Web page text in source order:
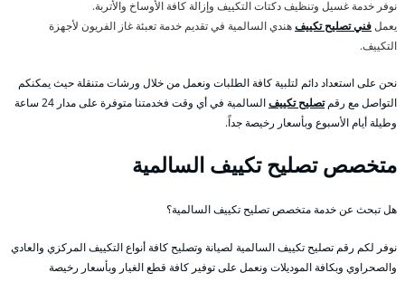
نوفر خدمة غسيل وتنظيف دكتات التكييف وإزالة كافة الأوساخ والأتربة.
يعملفني تصليح تكييفهندي السالمية في تقديم خدمة تعبئة غاز الفريون لأجهزة
التكييف.
نحن على استعداد دائم لتلبية كافة الطلبات ونعمل من خلال ورشات متنقلة حيث يمكنكم
التواصل مع رقمتصليح تكييف
السالمية في أي وقت فخدمتنا متوفرة على مدار 24 ساعة
وطيلة أيام الأسبوع وبأسعار رخيصة جداً.
متخصص تصليح تكييف السالمية
هل تبحث عن خدمة متخصص تصليح تكييف السالمية؟
نوفر لكم رقم تصليح تكييف السالمية لصيانة وتصليح كافة أنواع التكييف المركزي والعادي
والصحراوي وبكافة الموديلات ونعمل على توفير كافة قطع الغيار وبأسعار رخيصة